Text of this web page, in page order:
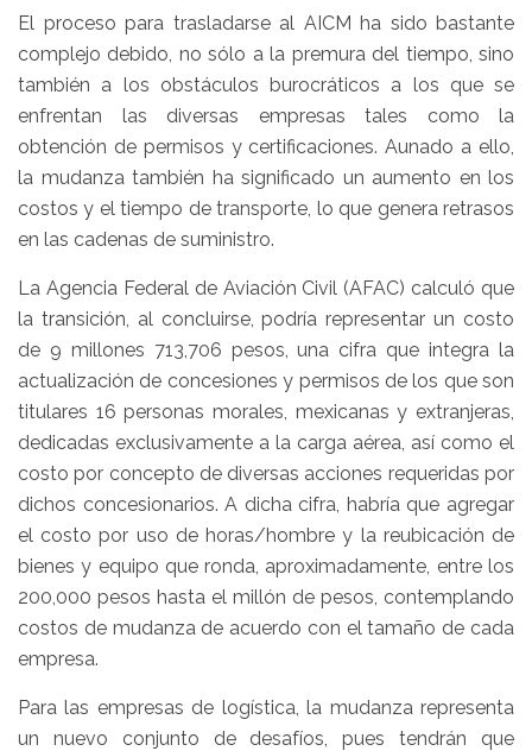
El proceso para trasladarse al AICM ha sido bastante
complejo debido, no sólo a la premura del tiempo, sino
también a los obstáculos burocráticos a los que se
enfrentan las diversas empresas tales como la
obtención de permisos y certificaciones. Aunado a ello,
la mudanza también ha significado un aumento en los
costos y el tiempo de transporte, lo que genera retrasos
en las cadenas de suministro.
La Agencia Federal de Aviación Civil (AFAC) calculó que
la transición, al concluirse, podría representar un costo
de 9 millones 713,706 pesos, una cifra que integra la
actualización de concesiones y permisos de los que son
titulares 16 personas morales, mexicanas y extranjeras,
dedicadas exclusivamente a la carga aérea, así como el
costo por concepto de diversas acciones requeridas por
dichos concesionarios. A dicha cifra, habría que agregar
el costo por uso de horas/hombre y la reubicación de
bienes y equipo que ronda, aproximadamente, entre los
200,000 pesos hasta el millón de pesos, contemplando
costos de mudanza de acuerdo con el tamaño de cada
empresa.
Para las empresas de logística, la mudanza representa
un nuevo conjunto de desafíos, pues tendrán que